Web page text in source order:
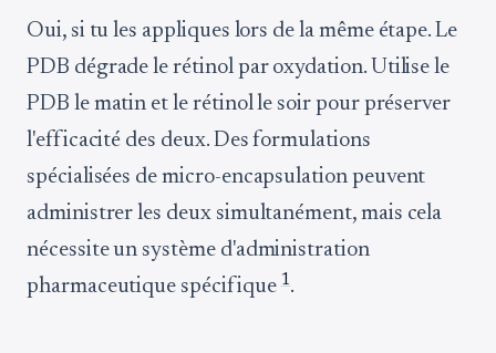
Oui, si tu les appliques lors de la même étape. Le
PDB dégrade le rétinol par oxydation. Utilise le
PDB le matin et le rétinol le soir pour préserver
l'efficacité des deux. Des formulations
spécialisées de micro-encapsulation peuvent
administrer les deux simultanément, mais cela
nécessite un système d'administration
pharmaceutique spécifique 1.